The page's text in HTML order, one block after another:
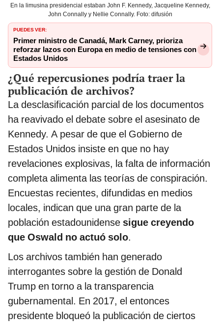
En la limusina presidencial estaban John F. Kennedy, Jacqueline Kennedy,
John Connally y Nellie Connally. Foto: difusión
PUEDES VER:
Primer ministro de Canadá, Mark Carney, prioriza
reforzar lazos con Europa en medio de tensiones con
Estados Unidos
¿Qué repercusiones podría traer la
publicación de archivos?
La desclasificación parcial de los documentos
ha reavivado el debate sobre el asesinato de
Kennedy. A pesar de que el Gobierno de
Estados Unidos insiste en que no hay
revelaciones explosivas, la falta de información
completa alimenta las teorías de conspiración.
Encuestas recientes, difundidas en medios
locales, indican que una gran parte de la
población estadounidense sigue creyendo
que Oswald no actuó solo.
Los archivos también han generado
interrogantes sobre la gestión de Donald
Trump en torno a la transparencia
gubernamental. En 2017, el entonces
presidente bloqueó la publicación de ciertos